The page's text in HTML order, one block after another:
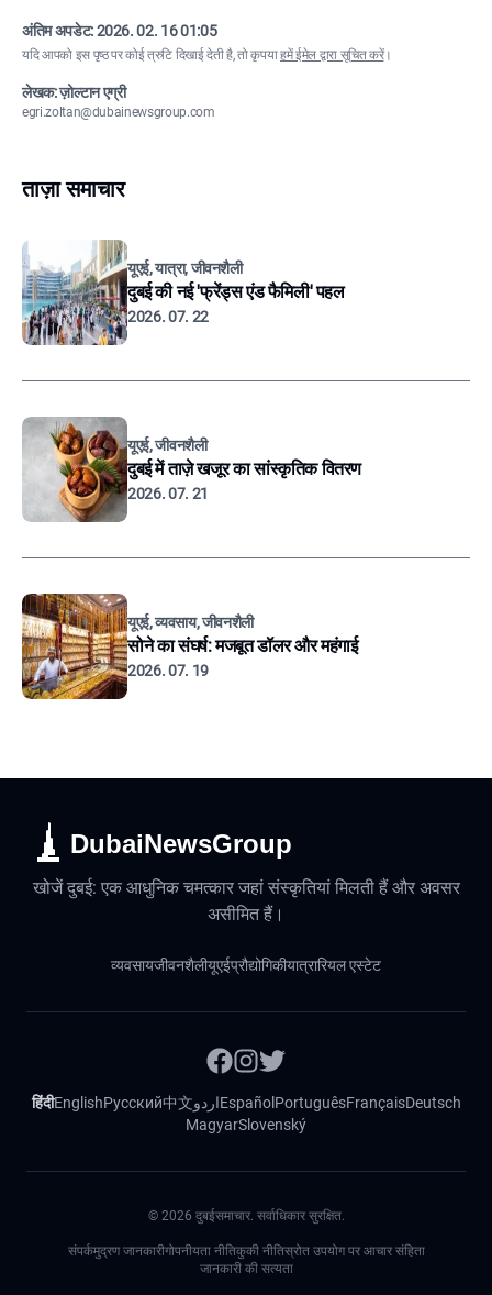
अंतिम अपडेट:2026. 02. 16 01:05
यदि आपको इस पृष्ठ पर कोई त्रुटि दिखाई देती है, तो कृपयाहमें ईमेल द्वारा सूचित करें।
लेखक: ज़ोल्टान एग्री
egri.zoltan@dubainewsgroup.com
ताज़ा समाचार
यूएई, यात्रा, जीवनशैली
दुबई की नई 'फ्रेंड्स एंड फैमिली' पहल
2026. 07. 22
यूएई, जीवनशैली
दुबई में ताज़े खजूर का सांस्कृतिक वितरण
2026. 07. 21
यूएई, व्यवसाय, जीवनशैली
सोने का संघर्ष: मजबूत डॉलर और महंगाई
2026. 07. 19
DubaiNewsGroup
खोजें दुबई: एक आधुनिक चमत्कार जहां संस्कृतियां मिलती हैं और अवसर
असीमित हैं।
व्यवसायजीवनशैलीयूएईप्रौद्योगिकीयात्रारियल एस्टेट
हिंदीEnglishРусский中文اردوEspañol PortuguêsFrançaisDeutsch
MagyarSlovenský
© 2026 दुबईसमाचार. सर्वाधिकार सुरक्षित.
संपर्कमुद्रण जानकारीगोपनीयता नीतिकुकी नीतिस्रोत उपयोग पर आचार संहिता
जानकारी की सत्यता